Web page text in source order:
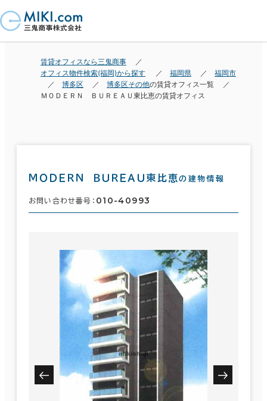
賃貸オフィスなら三鬼商事
オフィス物件検索(福岡)から探す
福岡県
福岡市
博多区
博多区その他の賃貸オフィス一覧
ＭＯＤＥＲＮ ＢＵＲＥＡＵ東比恵の賃貸オフィス
ＭＯＤＥＲＮ ＢＵＲＥＡＵ東比恵の建物情報
お問い合わせ番号： 010-40993